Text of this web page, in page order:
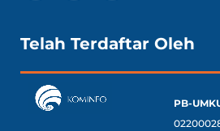
Telah Terdaftar Oleh
PB-